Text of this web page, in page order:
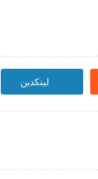
لينكدين